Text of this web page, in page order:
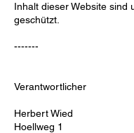
Inhalt dieser Website sind
geschützt.
-------
Verantwortlicher
Herbert Wied
Hoellweg 1